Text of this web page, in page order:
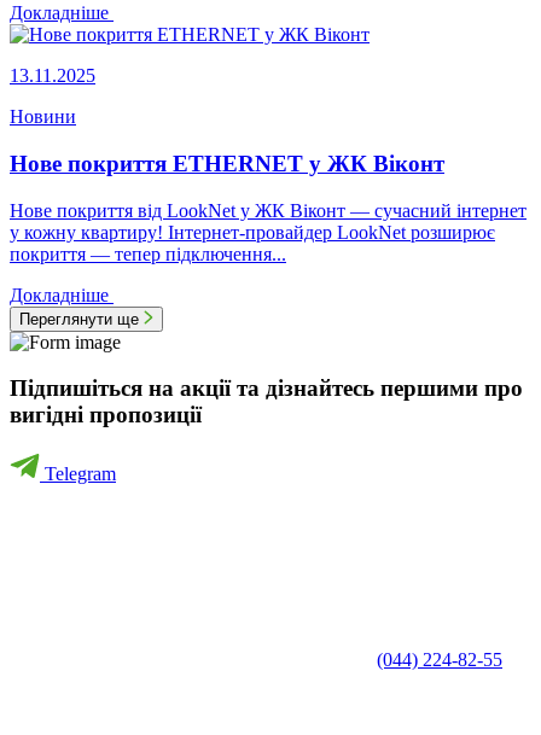
Докладніше
13.11.2025
Новини
Нове покриття ETHERNET у ЖК Віконт
Нове покриття від LookNet у ЖК Віконт — сучасний інтернет
у кожну квартиру! Інтернет-провайдер LookNet розширює
покриття — тепер підключення...
Докладніше
Переглянути ще
Підпишіться на акції та дізнайтесь першими про
вигідні пропозиції
Telegram
(044) 224-82-55